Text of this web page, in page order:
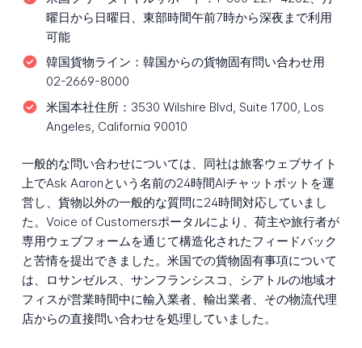
曜日から日曜日、東部時間午前7時から深夜まで利用
可能
韓国貨物ライン： 韓国からの貨物固有問い合わせ用
02-2669-8000
米国本社住所： 3530 Wilshire Blvd, Suite 1700, Los
Angeles, California 90010
一般的な問い合わせについては、同社は旅客ウェブサイト
上でAsk Aaronという名前の24時間AIチャットボットを運
営し、貨物以外の一般的な質問に24時間対応していまし
た。Voice of Customersポータルにより、荷主や旅行者が
専用ウェブフォームを通じて構造化されたフィードバック
と苦情を提出できました。米国での貨物固有事項について
は、ロサンゼルス、サンフランシスコ、シアトルの地域オ
フィスが営業時間中に輸入業者、輸出業者、その物流代理
店からの直接問い合わせを処理していました。